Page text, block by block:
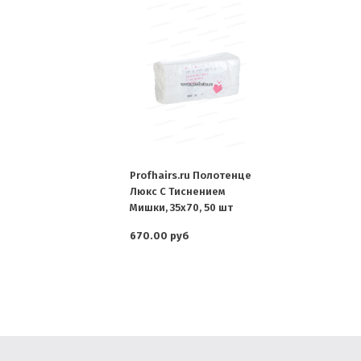
Profhairs.ru Полотенце
Люкс С Тиснением
Мишки, 35х70, 50 шт
670.00 руб